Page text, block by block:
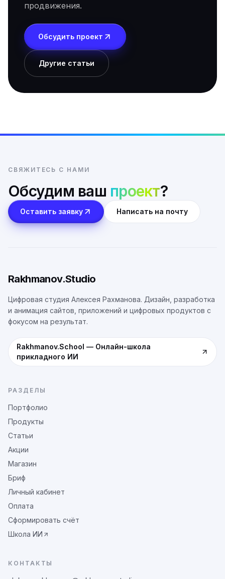
продвижения.
Обсудить проект
Другие статьи
СВЯЖИТЕСЬ С НАМИ
Обсудим ваш проект?
Оставить заявку Написать на почту
Rakhmanov.Studio
Цифровая студия Алексея Рахманова. Дизайн, разработка
и анимация сайтов, приложений и цифровых продуктов с
фокусом на результат.
Rakhmanov.School — Онлайн-школа
прикладного ИИ
РАЗДЕЛЫ
Портфолио
Продукты
Статьи
Акции
Магазин
Бриф
Личный кабинет
Оплата
Сформировать счёт
Школа ИИ
КОНТАКТЫ